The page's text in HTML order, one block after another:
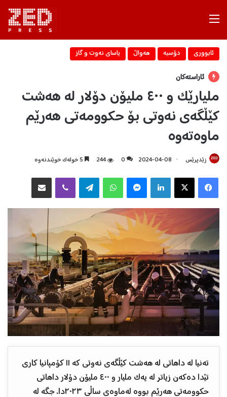
ئابووری دۆسیه‌ هه‌واڵ یاسای نه‌وت و گاز
ئاراستەکان
ملیارێک و ٤٠٠ ملیۆن دۆلار لە هەشت
کێڵگەی نەوتی بۆ حکوومەتی هەرێم
ماوەتەوە
زێدپرێس 2024-04-08
0
244
X
Telegram
تەنیا لە داهاتی لە هەشت کێڵگەی نەوتی کە ١١ کۆمپانیا کاری
تێدا دەکەن زیاتر لە یەک ملیار و ٤٠٠ ملیۆن دۆلار داهاتی
حکوومەتی هەرێم بووە لەماوەی ساڵی ٢٠٢٣دا، جگە لە